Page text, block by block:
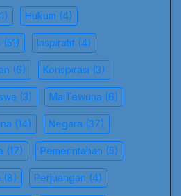
Hukum (4)
(51) Inspiratif (4)
(6) Konspirasi (3)
(3) MaiTewuna (6)
(14) Negara (37)
(17) Pemerintahan (5)
(8) Perjuangan (4)